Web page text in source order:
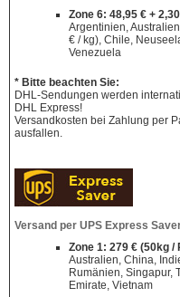
Zone 6: 48,95 € +
Argentinien,
€ / kg), Chile,
Venezuela
* Bitte beachten Sie:
DHL-Sendungen werden
DHL Express!
Versandkosten bei Zahlung per
ausfallen.
Versand per UPS Express
Zone 1: 279 € (50kg
Australien, China,
Rumänien, Singapur,
Emirate, Vietnam